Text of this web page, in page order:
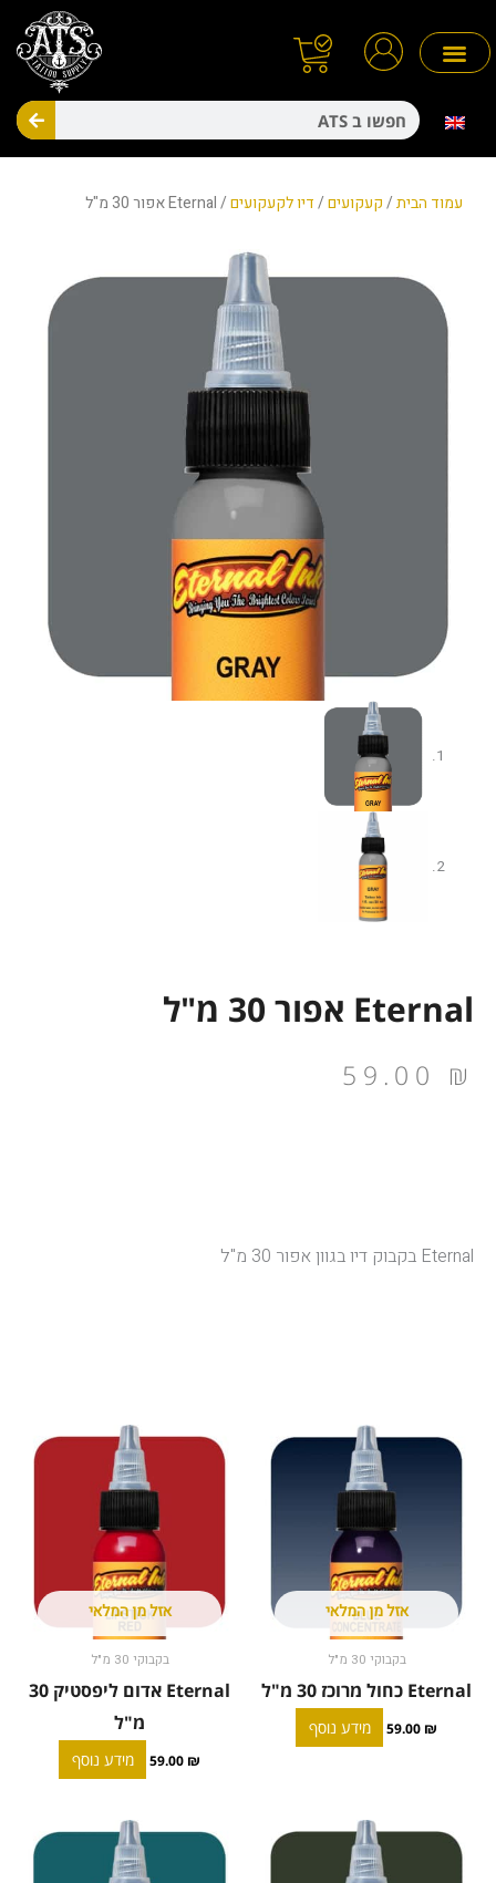
לתוכן
עמוד הבית/קעקועים/דיו לקעקועים/ Eternal אפור 30 מ"ל
Eternal אפור 30 מ"ל
59.00 ₪
Eternal בקבוק דיו בגוון אפור 30 מ"ל
אזל מן המלאי
בקבוקי 30 מ"ל
Eternal כחול מרוכז 30 מ"ל
59.00 ₪ מידע נוסף
אזל מן המלאי
בקבוקי 30 מ"ל
Eternal אדום ליפסטיק 30
מ"ל
59.00 ₪ מידע נוסף